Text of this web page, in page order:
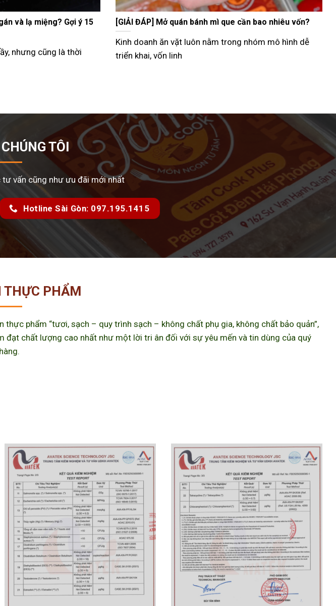
Tết đầy đủ 3 miền
đoàn viên mà còn là
Tư vấn bán bánh mì que vỉa hè từ A–Z hiệu quả nhất
Hiện nay, nhiều người lựa chọn mô hình bán bánh mì
que vỉa hè như
TÔI
vấn cũng như ưu đãi mới nhất
Hotline Sài Gòn: 097.195.1415
THỰC PHẨM
phẩm “tươi, sạch – quy trình sạch – không chất phụ gia, không chất bảo quản”,
chất lượng cao nhất như một lời tri ân đối với sự yêu mến và tin dùng của quý